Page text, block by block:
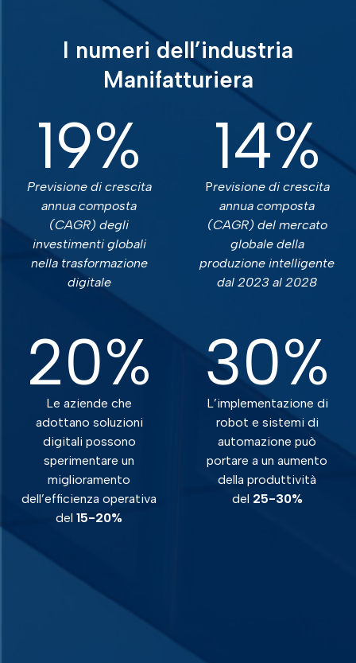
I numeri dell’industria
Manifatturiera
19%
Previsione di crescita
annua composta
(CAGR) degli
investimenti globali
nella trasformazione
digitale
14%
Previsione di crescita
annua composta
(CAGR) del mercato
globale della
produzione intelligente
dal 2023 al 2028
20%
Le aziende che
adottano soluzioni
digitali possono
sperimentare un
miglioramento
dell’efficienza operativa
del 15-20%
30%
L’implementazione di
robot e sistemi di
automazione può
portare a un aumento
della produttività
del 25-30%